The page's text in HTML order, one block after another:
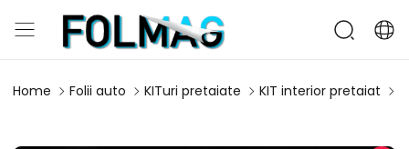
Home Folii auto KITuri pretaiate KIT interior pretaiat